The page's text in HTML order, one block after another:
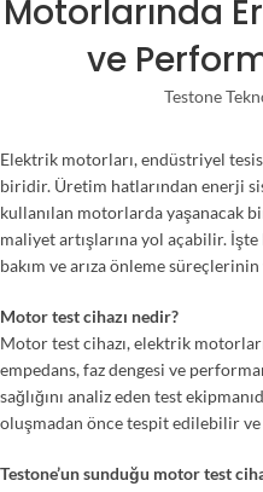
Motorlarında
ve
Testone
Elektrik motorları, endüstriyel
biridir. Üretim hatlarından enerji
kullanılan motorlarda yaşanacak
maliyet artışlarına yol açabilir. İşte
bakım ve arıza önleme
Motor test cihazı nedir?
Motor test cihazı, elektrik
empedans, faz dengesi ve
sağlığını analiz eden test
oluşmadan önce tespit edilebilir ve
Testone’un sunduğu motor test